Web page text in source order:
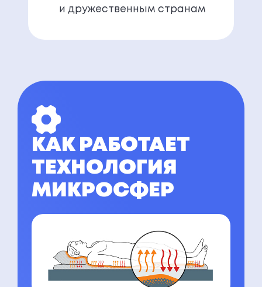
и дружественным странам
КАК РАБОТАЕТ
ТЕХНОЛОГИЯ
МИКРОСФЕР